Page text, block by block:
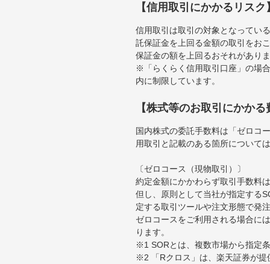
【信用取引にかかるリスク
信用取引は取引の対象となってい
託保証金を上回る金額の取引をお
保証金の額を上回るおそれがあり
※「らくらく信用取引口座」の場
内に制限しています。
【株式等のお取引にかかる
国内株式の委託手数料は「ゼロコ
用取引と記載のある箇所について
〔ゼロコース（現物取引）〕
約定金額にかかわらず取引手数料
但し、原則として当社が指定する
定する取引ツールや注文形態で発
ゼロコースをご利用される場合に
ります。
※1 SORとは、複数市場から指定
※2 「Rクロス」は、楽天証券が